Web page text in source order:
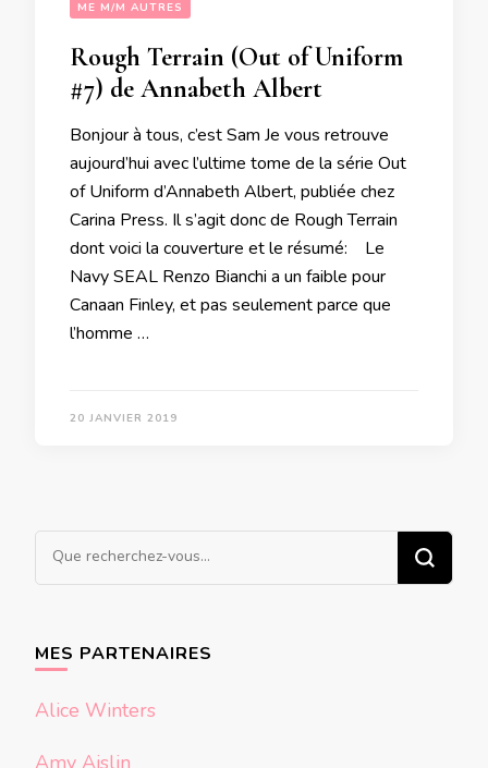
ME M/M AUTRES
Rough Terrain (Out of Uniform
#7) de Annabeth Albert
Bonjour à tous, c’est Sam Je vous retrouve
aujourd’hui avec l’ultime tome de la série Out
of Uniform d’Annabeth Albert, publiée chez
Carina Press. Il s’agit donc de Rough Terrain
dont voici la couverture et le résumé: Le
Navy SEAL Renzo Bianchi a un faible pour
Canaan Finley, et pas seulement parce que
l’homme …
20 JANVIER 2019
Vous
recherchiez
MES PARTENAIRES
Alice Winters